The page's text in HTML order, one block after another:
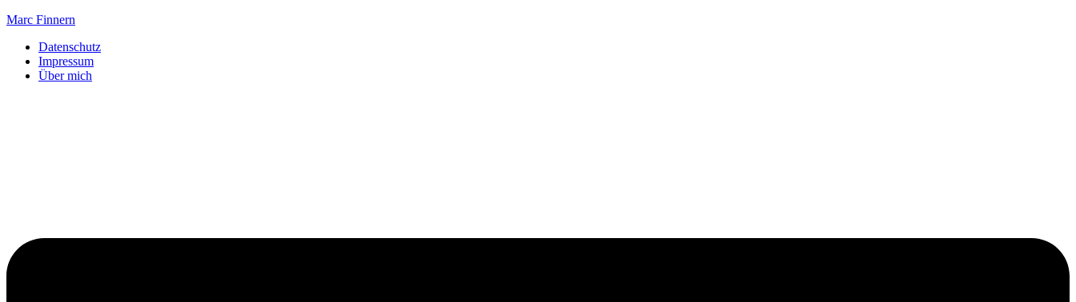
Marc Finnern
Datenschutz
Impressum
Über mich